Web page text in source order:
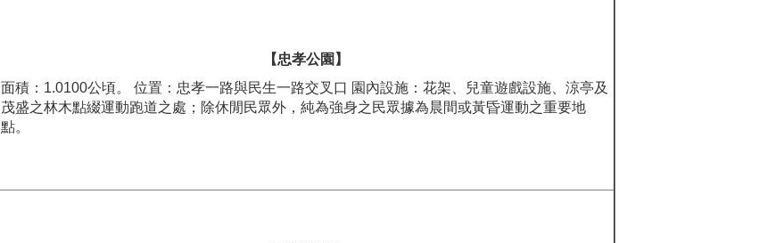
【忠孝公園】
面積：1.0100公頃。 位置：忠孝一路與民生一路交叉口 園內設施：花架、兒童遊戲設施、涼亭及
茂盛之林木點綴運動跑道之處；除休閒民眾外，純為強身之民眾據為晨間或黃昏運動之重要地
點。